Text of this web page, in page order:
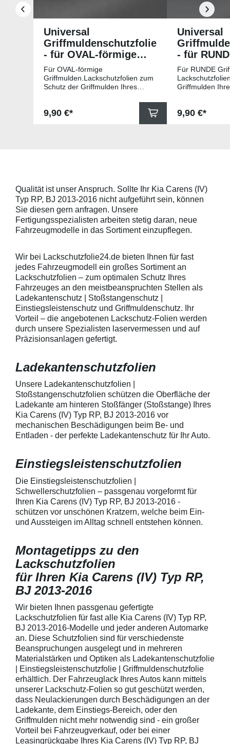
Universal
Griffmuldenschutzfolie
- für OVAL-förmige
Griffmulden
Für OVAL-förmige
Griffmulden.Lackschutzfolien zum
Schutz der Griffmulden Ihres
Schutzfolie gegen Kratzer in den
Griffmulden. Die Pads sind 78mm
beigelegter Anleitung) benetzen,
diese danach auflegen und mittig
anstreichen - anschließend die
Lackschutzfolie mittels Fön
erwärmen und von der Mitte
heraus in alle Richtungen
kontaktieren Sie uns bitte
telefonisch. Lieferumfang
transparente Lackschutzfolie 5
Stück Lackschutzpads für 5
Griffmulden / Griffschalen
Merkmale Spezielle Vinylfolie mit
bestmöglichem Schutz gegen
Kratzer und Abrieb Bestens
geeignet zum Schutz von
Fahrzeugkarosserien gegen
mechanische Einwirkung am
Fahrzeugkarosserien und
mechanische Einwirkung
entwickeltStärke der Folie beträgt
150 µmSchützt den wertvollen
Lack in der GriffmuldenKeine
unschönen Kratzer durch
Fingenägel oder Ringe in den
GriffmuldenSpezielle Vinylfolie mit
bestmöglichem Schutz gegen
Regulärer Preis:
9,90 €*
Universal
- für
Für RUNDE
Griffmulden
Die Pads sind
Schutzpads
sollten die
Folie mit
beigelegter
diese danach
anstreichen -
Lackschutzfolie
heraus in alle
ausstreichen.
kontaktieren
telefonisch.
geeignet zum
mechanische
zum Schutz von
150 µmSchützt
Lack in der
Fingenägel
bestmöglichem
Kratzer und
Fahrzeuglack
Regulärer
9,90 €*
Qualität ist unser Anspruch. Sollte Ihr Kia Carens (IV)
Typ RP, BJ 2013-2016 nicht aufgeführt sein, können
Sie diesen gern anfragen. Unsere
Fertigungsspezialisten arbeiten stetig daran, neue
Fahrzeugmodelle in das Sortiment einzupflegen.
Wir bei Lackschutzfolie24.de bieten Ihnen für fast
jedes Fahrzeugmodell ein großes Sortiment an
Lackschutzfolien – zum optimalen Schutz Ihres
Fahrzeuges an den meistbeanspruchten Stellen als
Ladekantenschutz | Stoßstangenschutz |
Einstiegsleistenschutz und Griffmuldenschutz. Ihr
Vorteil – die angebotenen Lackschutz-Folien werden
durch unsere Spezialisten laservermessen und auf
Präzisionsanlagen gefertigt.
Ladekantenschutzfolien
Unsere Ladekantenschutzfolien |
Stoßstangenschutzfolien schützen die Oberfläche der
Ladekante am hinteren Stoßfänger (Stoßstange) Ihres
Kia Carens (IV) Typ RP, BJ 2013-2016 vor
mechanischen Beschädigungen beim Be- und
Entladen - der perfekte Ladekantenschutz für Ihr Auto.
Einstiegsleistenschutzfolien
Die Einstiegsleistenschutzfolien |
Schwellerschutzfolien – passgenau vorgeformt für
Ihren Kia Carens (IV) Typ RP, BJ 2013-2016 -
schützen vor unschönen Kratzern, welche beim Ein-
und Aussteigen im Alltag schnell entstehen können.
Montagetipps zu den
Lackschutzfolien
für Ihren Kia Carens (IV) Typ RP,
BJ 2013-2016
Wir bieten Ihnen passgenau gefertigte
Lackschutzfolien für fast alle Kia Carens (IV) Typ RP,
BJ 2013-2016-Modelle und jeder anderen Automarke
an. Diese Schutzfolien sind für verschiedenste
Beanspruchungen ausgelegt und in mehreren
Materialstärken und Optiken als Ladekantenschutzfolie
| Einstiegsleistenschutzfolie | Griffmuldenschutzfolie
erhältlich. Der Fahrzeuglack Ihres Autos kann mittels
unserer Lackschutz-Folien so gut geschützt werden,
dass Neulackierungen durch Beschädigungen an der
Ladekante, dem Einstiegs-Bereich, oder den
Griffmulden nicht mehr notwendig sind - ein großer
Vorteil bei Fahrzeugverkauf, oder bei einer
Leasingrückgabe Ihres Kia Carens (IV) Typ RP, BJ